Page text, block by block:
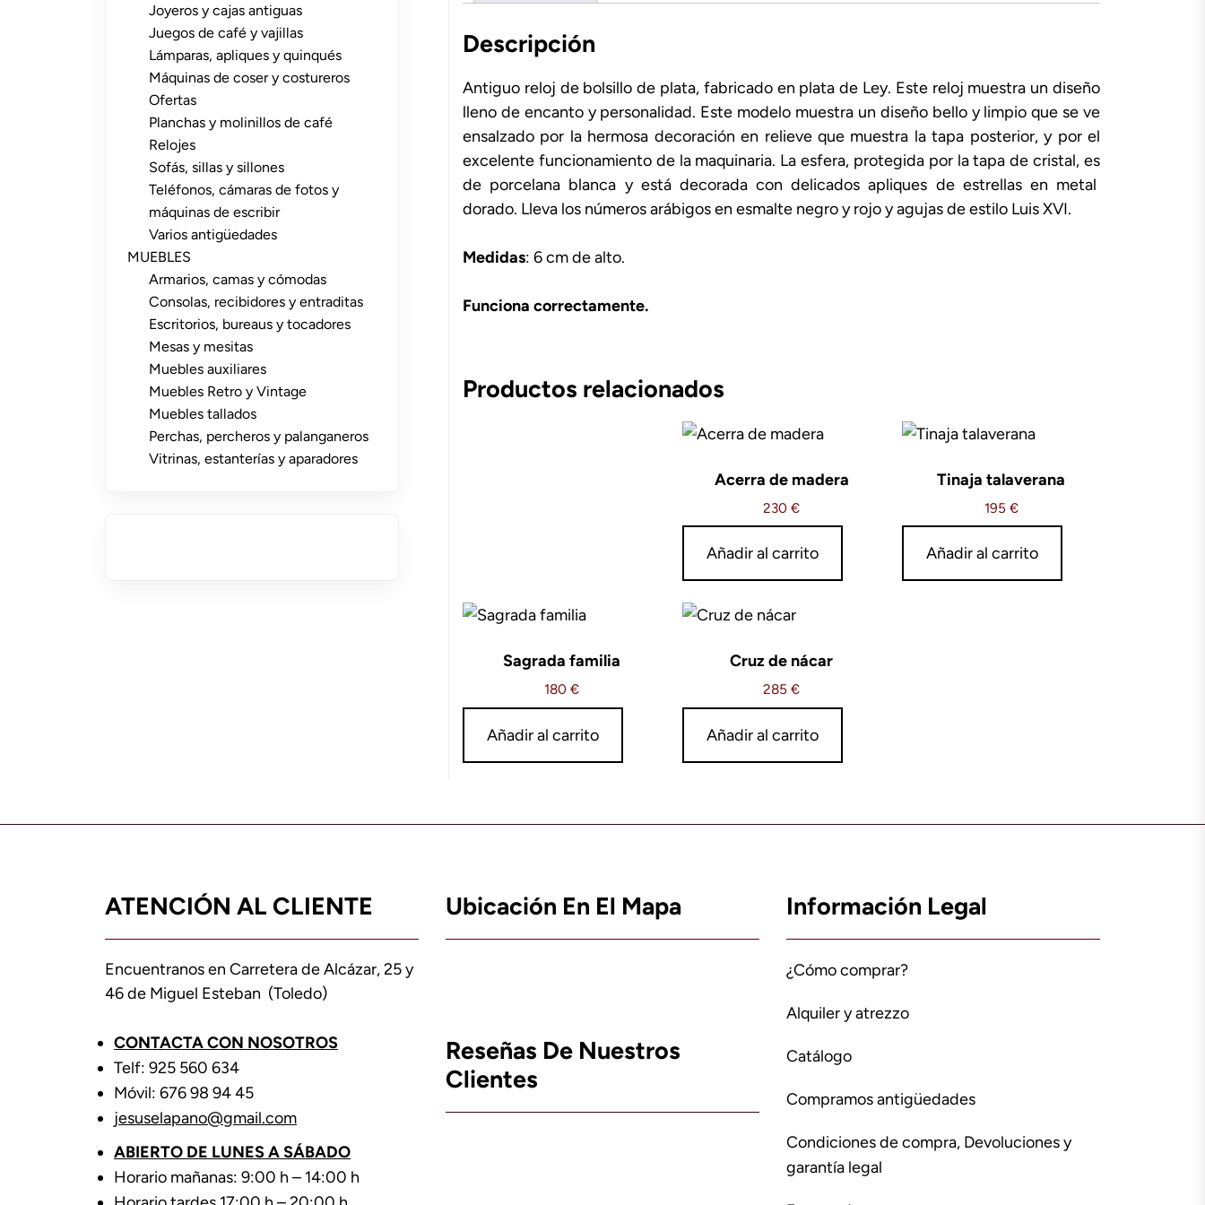
Descripción
Antiguo reloj de bolsillo de plata, fabricado en plata de Ley. Este reloj muestra un diseño
lleno de encanto y personalidad. Este modelo muestra un diseño bello y limpio que se ve
ensalzado por la hermosa decoración en relieve que muestra la tapa posterior, y por el
excelente funcionamiento de la maquinaria. La esfera, protegida por la tapa de cristal, es
de porcelana blanca y está decorada con delicados apliques de estrellas en metal
dorado. Lleva los números arábigos en esmalte negro y rojo y agujas de estilo Luis XVI.
Medidas: 6 cm de alto.
Funciona correctamente.
Productos relacionados
Acerra de madera
230 €
Añadir al carrito
Tinaja talaverana
195 €
Añadir al carrito
Sagrada familia
180 €
Añadir al carrito
Cruz de nácar
285 €
Añadir al carrito
Joyeros y cajas antiguas
Juegos de café y vajillas
Lámparas, apliques y quinqués
Máquinas de coser y costureros
Ofertas
Planchas y molinillos de café
Relojes
Sofás, sillas y sillones
Teléfonos, cámaras de fotos y
máquinas de escribir
Varios antigüedades
MUEBLES
Armarios, camas y cómodas
Consolas, recibidores y entraditas
Escritorios, bureaus y tocadores
Mesas y mesitas
Muebles auxiliares
Muebles Retro y Vintage
Muebles tallados
Perchas, percheros y palanganeros
Vitrinas, estanterías y aparadores
ATENCIÓN AL CLIENTE
Encuentranos en Carretera de Alcázar, 25 y
46 de Miguel Esteban (Toledo)
CONTACTA CON NOSOTROS
Telf: 925 560 634
Móvil: 676 98 94 45
jesuselapano@gmail.com
ABIERTO DE LUNES A SÁBADO
Horario mañanas: 9:00 h – 14:00 h
Ubicación En El Mapa
Reseñas De Nuestros
Clientes
Información Legal
¿Cómo comprar?
Alquiler y atrezzo
Catálogo
Compramos antigüedades
Condiciones de compra, Devoluciones y
garantía legal